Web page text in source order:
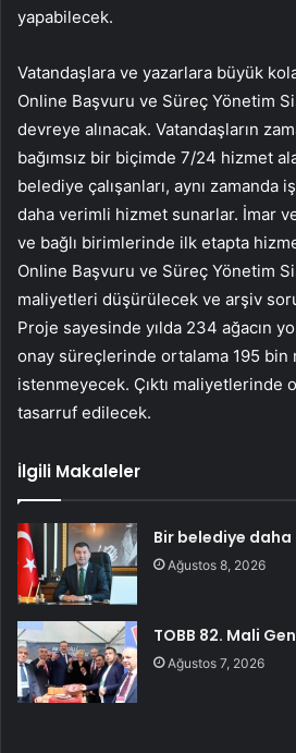
yapabilecek.
Vatandaşlara ve yazarlara büyük
Online Başvuru ve Süreç Yönetim
devreye alınacak. Vatandaşların
bağımsız bir biçimde 7/24 hizmet
belediye çalışanları, aynı zamanda
daha verimli hizmet sunarlar. İmar
ve bağlı birimlerinde ilk etapta
Online Başvuru ve Süreç Yönetim
maliyetleri düşürülecek ve arşiv
Proje sayesinde yılda 234 ağacın
onay süreçlerinde ortalama 195 bin
istenmeyecek. Çıktı maliyetlerinde
tasarruf edilecek.
İlgili Makaleler
Bir belediye daha
Ağustos 8, 2026
TOBB 82. Mali
Ağustos 7, 2026